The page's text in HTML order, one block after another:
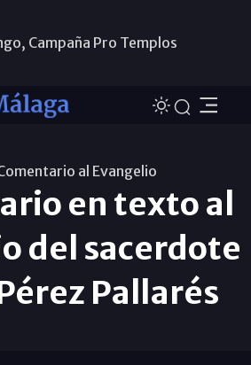
Campaña Pro Templos
al Evangelio
en texto al
del sacerdote
Pallarés